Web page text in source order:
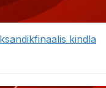
kindla